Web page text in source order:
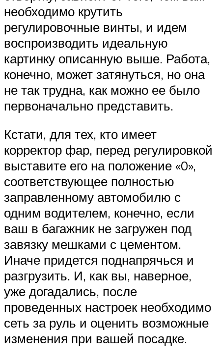
необходимо крутить
регулировочные винты, и идем
воспроизводить идеальную
картинку описанную выше. Работа,
конечно, может затянуться, но она
не так трудна, как можно ее было
первоначально представить.
Кстати, для тех, кто имеет
корректор фар, перед регулировкой
выставите его на положение «0»,
соответствующее полностью
заправленному автомобилю с
одним водителем, конечно, если
ваш в багажник не загружен под
завязку мешками с цементом.
Иначе придется поднапрячься и
разгрузить. И, как вы, наверное,
уже догадались, после
проведенных настроек необходимо
сеть за руль и оценить возможные
изменения при вашей посадке.